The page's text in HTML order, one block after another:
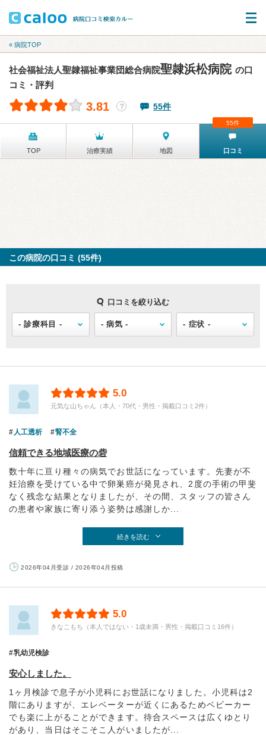
« 病院TOP
社会福祉法人聖隷福祉事業団総合病院聖隷浜松病院 の口
コミ・評判
3.81 ？ 55件
TOP 治療実績 地図 口コミ
55件
この病院の口コミ (55件)
口コミを絞り込む
5.0
元気な山ちゃん（本人・70代・男性・掲載口コミ2件）
人工透析 腎不全
信頼できる地域医療の砦
数十年に亘り種々の病気でお世話になっています。先妻が不
妊治療を受けている中で卵巣癌が発見され、2度の手術の甲斐
なく残念な結果となりましたが、その間、スタッフの皆さん
の患者や家族に寄り添う姿勢は感謝しか...
続きを読む
2026年04月受診 / 2026年04月投稿
5.0
きなこもち（本人ではない・1歳未満・男性・掲載口コミ16件）
乳幼児検診
安心しました。
1ヶ月検診で息子が小児科にお世話になりました。小児科は2
階にありますが、エレベーターが近くにあるためベビーカー
でも楽に上がることができます。待合スペースは広くゆとり
があり、当日はそこそこ人がいましたが...